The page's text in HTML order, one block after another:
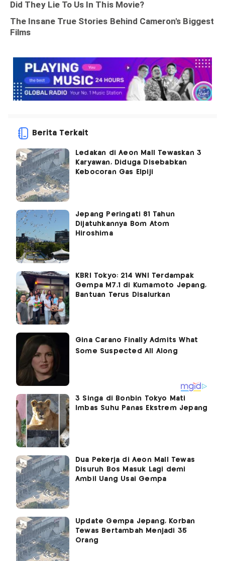
Berita Terkait
Ledakan di Aeon Mall Tewaskan 3
Karyawan, Diduga Disebabkan
Kebocoran Gas Elpiji
Jepang Peringati 81 Tahun
Dijatuhkannya Bom Atom
Hiroshima
KBRI Tokyo: 214 WNI Terdampak
Gempa M7,1 di Kumamoto Jepang,
Bantuan Terus Disalurkan
3 Singa di Bonbin Tokyo Mati
Imbas Suhu Panas Ekstrem Jepang
Dua Pekerja di Aeon Mall Tewas
Disuruh Bos Masuk Lagi demi
Ambil Uang Usai Gempa
Update Gempa Jepang, Korban
Tewas Bertambah Menjadi 35
Orang